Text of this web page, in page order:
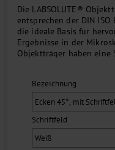
Die LABSOLUTE®
entsprechen der DIN
die ideale Basis für
Ergebnisse in der
Objektträger haben eine
Artikeln nur auf einer
Bezeichnung
Schriftfeld